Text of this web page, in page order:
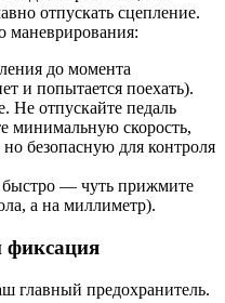
отпускать сцепление.
маневрирования:
до момента
и попытается поехать).
Не отпускайте педаль
минимальную скорость,
безопасную для контроля
— чуть прижмите
а на миллиметр).
фиксация
главный предохранитель.